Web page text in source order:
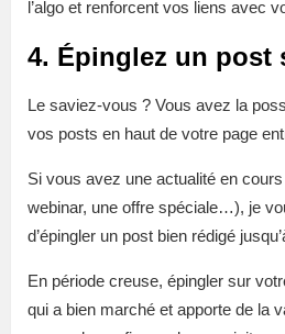
l’algo et renforcent vos liens avec
4. Épinglez un post
Le saviez-vous ? Vous avez la
vos posts en haut de votre page
Si vous avez une actualité en
webinar, une offre spéciale…), je
d’épingler un post bien rédigé
En période creuse, épingler sur
qui a bien marché et apporte de la